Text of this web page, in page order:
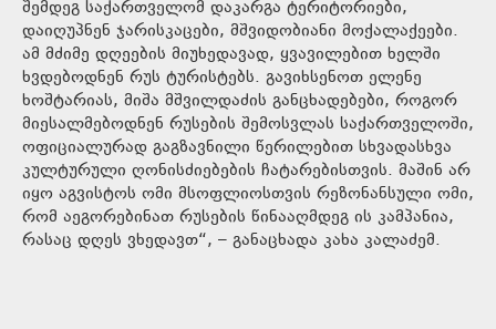
შემდეგ საქართველომ დაკარგა ტერიტორიები,
დაიღუპნენ ჯარისკაცები, მშვიდობიანი მოქალაქეები.
ამ მძიმე დღეების მიუხედავად, ყვავილებით ხელში
ხვდებოდნენ რუს ტურისტებს. გავიხსენოთ ელენე
ხოშტარიას, მიშა მშვილდაძის განცხადებები, როგორ
მიესალმებოდნენ რუსების შემოსვლას საქართველოში,
ოფიციალურად გაგზავნილი წერილებით სხვადასხვა
კულტურული ღონისძიებების ჩატარებისთვის. მაშინ არ
იყო აგვისტოს ომი მსოფლიოსთვის რეზონანსული ომი,
რომ აეგორებინათ რუსების წინააღმდეგ ის კამპანია,
რასაც დღეს ვხედავთ“, – განაცხადა კახა კალაძემ.